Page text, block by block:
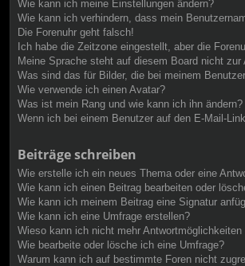
Wie kann ich meine Einstellungen ändern?
Wie kann ich verhindern, dass mein
Die Forenuhr geht falsch!
Ich habe die Zeitzone eingestellt, aber die
Meine Sprache steht auf diesem Board nicht zur
Was sind das für Bilder, die bei meinem
Wie verwende ich einen Avatar?
Was ist mein Rang und wie kann ich ihn ändern?
Wenn ich bei einem Benutzer auf den E-Mail-
Beiträge schreiben
Wie erstelle ich ein neues Thema oder eine
Wie kann ich einen Beitrag bearbeiten oder
Wie kann ich meinem Beitrag eine Signatur
Wie kann ich eine Umfrage erstellen?
Wieso kann ich nicht mehr Antwortmöglichkeiten
Wie bearbeite oder lösche ich eine Umfrage?
Warum kann ich auf bestimmte Foren nicht